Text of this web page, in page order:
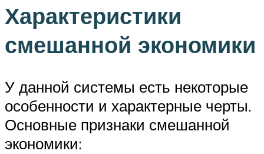
Характеристики
смешанной экономики
У данной системы есть некоторые
особенности и характерные черты.
Основные признаки смешанной
экономики: